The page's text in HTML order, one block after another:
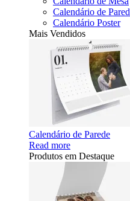
Calendário de
Calendário Poster
Mais Vendidos
Calendário de Parede
Read more
Produtos em Destaque